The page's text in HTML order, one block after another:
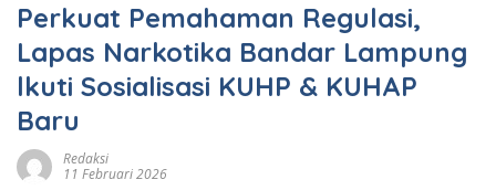
Perkuat Pemahaman Regulasi,
Lapas Narkotika Bandar Lampung
lkuti Sosialisasi KUHP & KUHAP
Baru
Redaksi
11 Februari 2026